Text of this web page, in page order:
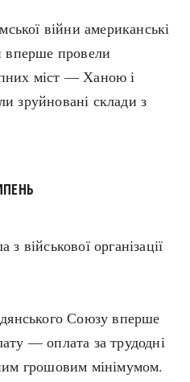
війни американські
вперше провели
міст — Ханою і
зруйновані склади з
військової організації
Союзу вперше
— оплата за трудодні
грошовим мінімумом.